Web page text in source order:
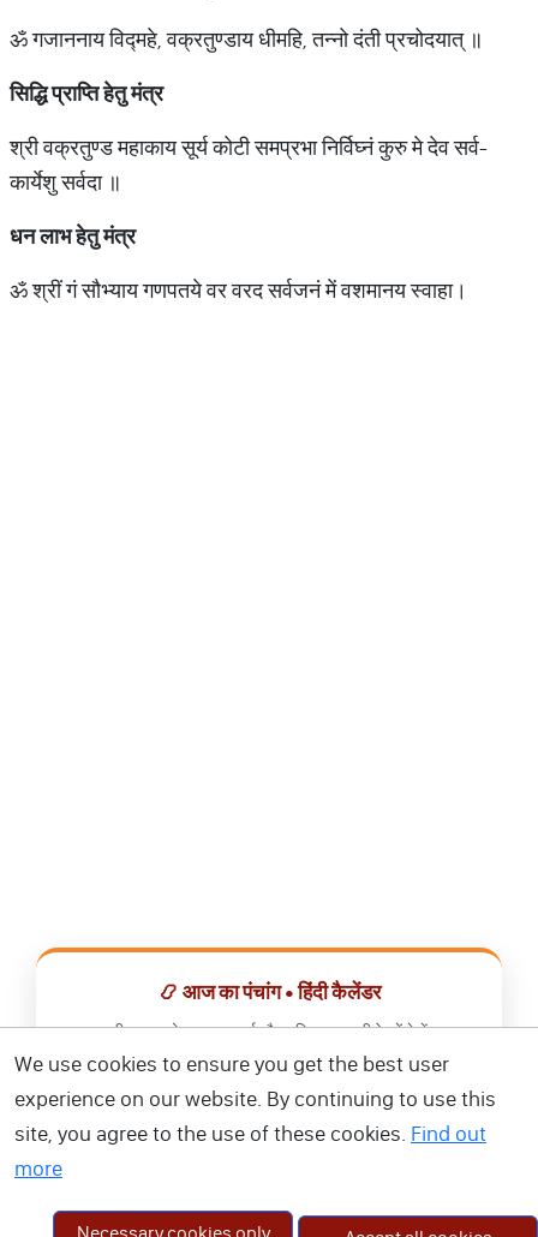
ॐ गजाननाय विद्महे, वक्रतुण्डाय धीमहि, तन्नो दंती प्रचोदयात् ॥
सिद्धिप्राप्तिहेतुमंत्र
श्री वक्रतुण्ड महाकाय सूर्य कोटी समप्रभा निर्विघ्नं कुरु मे देव सर्व-
कार्येशु सर्वदा ॥
धनलाभहेतुमंत्र
ॐ श्रीं गं सौभ्याय गणपतये वर वरद सर्वजनं में वशमानय स्वाहा।
📿 आज का पंचांग • हिंदी कैलेंडर
सभी व्रत, त्योहार, शुभ मुहूर्त और राशिफल एक ही ऐप में देखें।
📅 हिंदी कैलेंडर ऐप डाउनलोड करें
We use cookies to ensure you get the best user
experience on our website. By continuing to use this
site, you agree to the use of these cookies. Find out
more